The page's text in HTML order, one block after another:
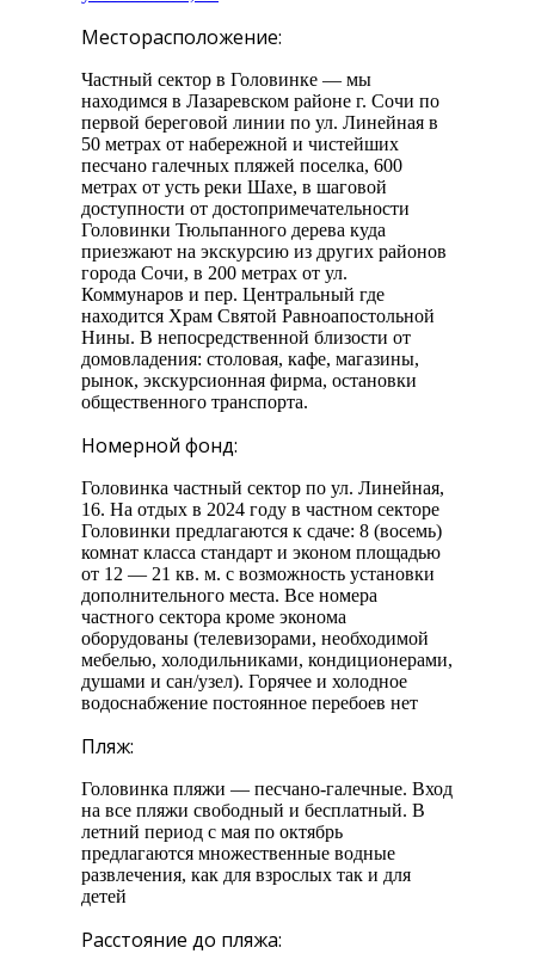
Месторасположение:
Частный сектор в Головинке — мы
находимся в Лазаревском районе г. Сочи по
первой береговой линии по ул. Линейная в
50 метрах от набережной и чистейших
песчано галечных пляжей поселка, 600
метрах от усть реки Шахе, в шаговой
доступности от достопримечательности
Головинки Тюльпанного дерева куда
приезжают на экскурсию из других районов
города Сочи, в 200 метрах от ул.
Коммунаров и пер. Центральный где
находится Храм Святой Равноапостольной
Нины. В непосредственной близости от
домовладения: столовая, кафе, магазины,
рынок, экскурсионная фирма, остановки
общественного транспорта.
Номерной фонд:
Головинка частный сектор по ул. Линейная,
16. На отдых в 2024 году в частном секторе
Головинки предлагаются к сдаче: 8 (восемь)
комнат класса стандарт и эконом площадью
от 12 — 21 кв. м. с возможность установки
дополнительного места. Все номера
частного сектора кроме эконома
оборудованы (телевизорами, необходимой
мебелью, холодильниками, кондиционерами,
душами и сан/узел). Горячее и холодное
водоснабжение постоянное перебоев нет
Пляж:
Головинка пляжи — песчано-галечные. Вход
на все пляжи свободный и бесплатный. В
летний период с мая по октябрь
предлагаются множественные водные
развлечения, как для взрослых так и для
детей
Расстояние до пляжа: